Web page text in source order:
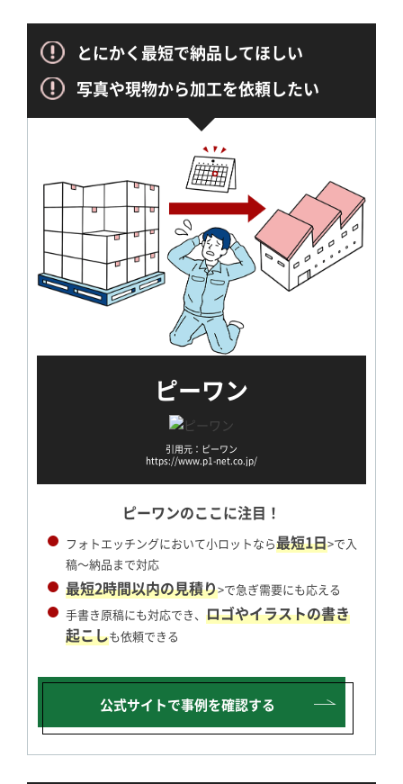
とにかく最短で納品してほしい
写真や現物から加工を依頼したい
ピーワン
引用元：ピーワン
https://www.p1-net.co.jp/
ピーワンのここに注目！
フォトエッチングにおいて小ロットなら最短1日>で入
稿～納品まで対応
最短2時間以内の見積り>で急ぎ需要にも応える
手書き原稿にも対応でき、 ロゴやイラストの書き
起こしも依頼できる
公式サイトで事例を確認する